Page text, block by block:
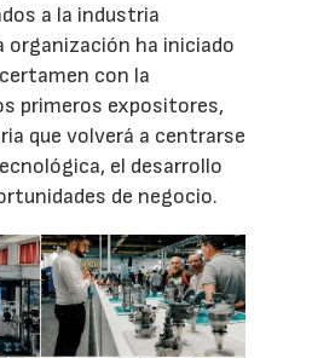
a la industria
organización ha iniciado
con la
primeros expositores,
que volverá a centrarse
el desarrollo
de negocio.